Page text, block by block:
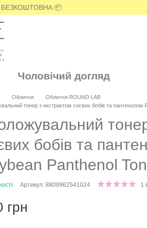
₴ БЕЗКОШТОВНА 📦
Чоловічий догляд
Обличчя
Обличчя ROUND LAB
тонер з екстрактом соєвих бобів та
бобів та
Panthenol
Артикул: 8809962541024 1
грн